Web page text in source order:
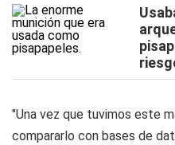
"Una vez que tuvimos este
compararlo con bases de